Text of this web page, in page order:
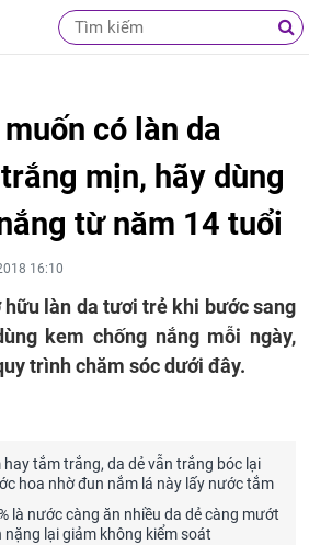
có làn da
mịn, hãy dùng
từ năm 14 tuổi
16:10
hữu làn da tươi trẻ khi bước sang
kem chống nắng mỗi ngày,
trình chăm sóc dưới đây.
tắm trắng, da dẻ vẫn trắng bóc lại
hoa nhờ đun nắm lá này lấy nước tắm
là nước càng ăn nhiều da dẻ càng mướt
lại giảm không kiểm soát